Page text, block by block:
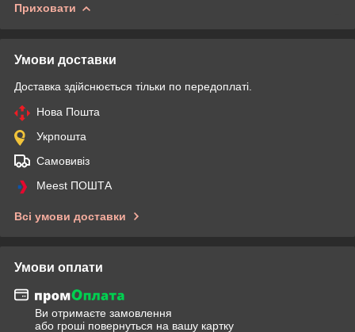
Приховати
Умови доставки
Доставка здійснюється тільки по передоплаті.
Нова Пошта
Укрпошта
Самовивіз
Meest ПОШТА
Всі умови доставки
Умови оплати
Ви отримаєте замовлення
або гроші повернуться на вашу картку